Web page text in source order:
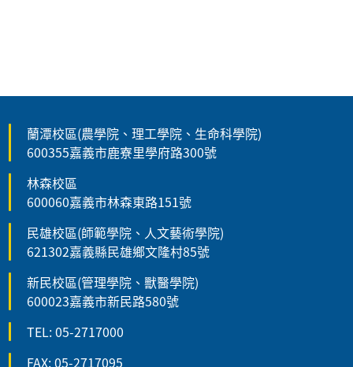
蘭潭校區(農學院、理工學院、生命科學院)
600355嘉義市鹿寮里學府路300號
林森校區
600060嘉義市林森東路151號
民雄校區(師範學院、人文藝術學院)
621302嘉義縣民雄鄉文隆村85號
新民校區(管理學院、獸醫學院)
600023嘉義市新民路580號
TEL: 05-2717000
FAX: 05-2717095